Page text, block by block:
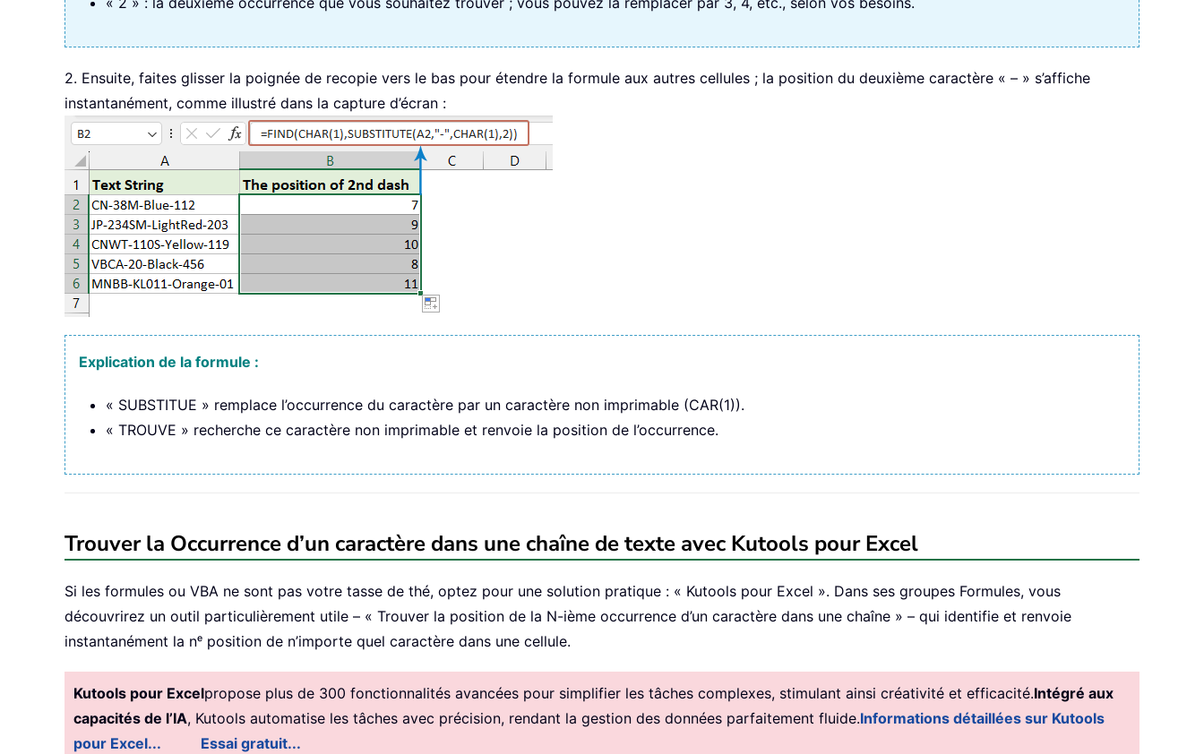
2. Ensuite, faites glisser la poignée de recopie vers le bas pour étendre la formule aux autres cellules ; la position du deuxième caractère « – » s’affiche
instantanément, comme illustré dans la capture d’écran :
Explication de la formule :
« SUBSTITUE » remplace l’occurrence du caractère par un caractère non imprimable (CAR(1)).
« TROUVE » recherche ce caractère non imprimable et renvoie la position de l’occurrence.
Trouver la Occurrence d’un caractère dans une chaîne de texte avec Kutools pour Excel
Si les formules ou VBA ne sont pas votre tasse de thé, optez pour une solution pratique : « Kutools pour Excel ». Dans ses groupes Formules, vous
découvrirez un outil particulièrement utile – « Trouver la position de la N-ième occurrence d’un caractère dans une chaîne » – qui identifie et renvoie
instantanément la nᵉ position de n’importe quel caractère dans une cellule.
Kutools pour Excelpropose plus de 300 fonctionnalités avancées pour simplifier les tâches complexes, stimulant ainsi créativité et efficacité.Intégré aux
capacités de l’IA, Kutools automatise les tâches avec précision, rendant la gestion des données parfaitement fluide.Informations détaillées sur Kutools
pour Excel...
Essai gratuit...